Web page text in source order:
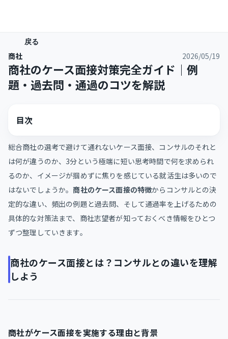
戻る
商社 2026/05/19
商社のケース面接対策完全ガイド｜例
題・過去問・通過のコツを解説
目次
総合商社の選考で避けて通れないケース面接、コンサルのそれと
は何が違うのか、3分という極端に短い思考時間で何を求められ
るのか、イメージが掴めずに焦りを感じている就活生は多いので
はないでしょうか。商社のケース面接の特徴からコンサルとの決
定的な違い、頻出の例題と過去問、そして通過率を上げるための
具体的な対策法まで、商社志望者が知っておくべき情報をひとつ
ずつ整理していきます。
商社のケース面接とは？コンサルとの違いを理解
しよう
商社がケース面接を実施する理由と背景